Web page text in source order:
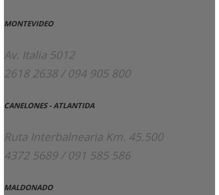
MONTEVIDEO
Av. Italia 5012
2618 2638 / 094 905 800
CANELONES - ATLANTIDA
Ruta Interbalnearia Km. 45.500
4372 5689 / 091 585 586
MALDONADO